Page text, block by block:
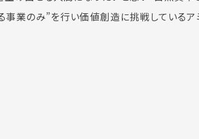
事業のみ”を行い価値創造に挑戦しているア